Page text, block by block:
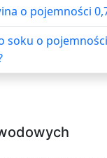
o pojemności
soku o